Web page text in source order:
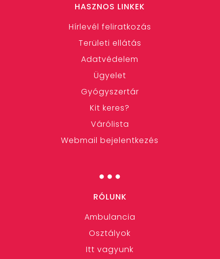
HASZNOS LINKEK
Hírlevél feliratkozás
Területi ellátás
Adatvédelem
Ügyelet
Gyógyszertár
Kit keres?
Várólista
Webmail bejelentkezés
…
RÓLUNK
Ambulancia
Osztályok
Itt vagyunk